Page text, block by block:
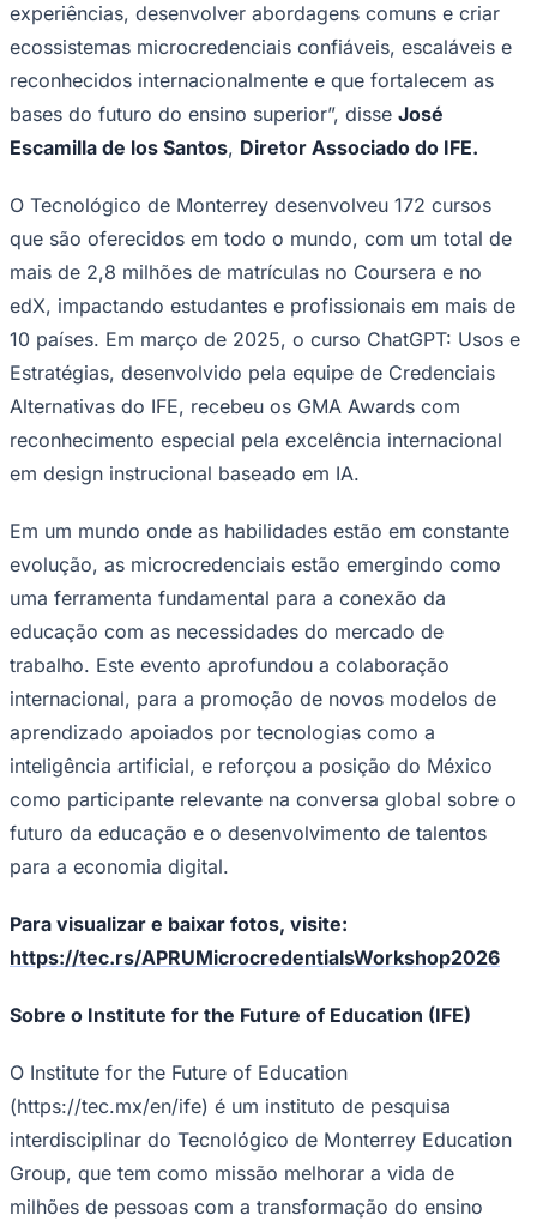
experiências, desenvolver abordagens comuns e criar
ecossistemas microcredenciais confiáveis, escaláveis e
reconhecidos internacionalmente e que fortalecem as
bases do futuro do ensino superior”, disse José
Escamilla de los Santos, Diretor Associado do IFE.
O Tecnológico de Monterrey desenvolveu 172 cursos
que são oferecidos em todo o mundo, com um total de
mais de 2,8 milhões de matrículas no Coursera e no
edX, impactando estudantes e profissionais em mais de
10 países. Em março de 2025, o curso ChatGPT: Usos e
Estratégias, desenvolvido pela equipe de Credenciais
Alternativas do IFE, recebeu os GMA Awards com
reconhecimento especial pela excelência internacional
em design instrucional baseado em IA.
Em um mundo onde as habilidades estão em constante
evolução, as microcredenciais estão emergindo como
uma ferramenta fundamental para a conexão da
educação com as necessidades do mercado de
trabalho. Este evento aprofundou a colaboração
internacional, para a promoção de novos modelos de
aprendizado apoiados por tecnologias como a
inteligência artificial, e reforçou a posição do México
como participante relevante na conversa global sobre o
futuro da educação e o desenvolvimento de talentos
para a economia digital.
Para visualizar e baixar fotos, visite:
https://tec.rs/APRUMicrocredentialsWorkshop2026
Sobre o Institute for the Future of Education (IFE)
O Institute for the Future of Education
(https://tec.mx/en/ife) é um instituto de pesquisa
interdisciplinar do Tecnológico de Monterrey Education
Group, que tem como missão melhorar a vida de
milhões de pessoas com a transformação do ensino